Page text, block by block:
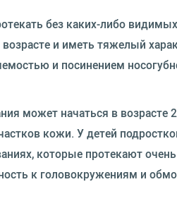
без каких-либо
и иметь тяжелый
и посинением
может начаться в возрасте
кожи. У детей
которые протекают
к головокружениям и